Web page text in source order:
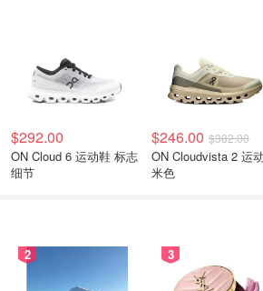
$292.00
ON Cloud 6 运动鞋 标志
细节
$246.00 $382.00
ON Cloudvista 2 运
米色
2 3